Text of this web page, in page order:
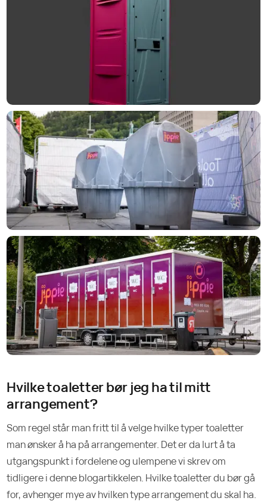
Hvilke toaletter bør jeg ha til mitt
arrangement?
Som regel står man fritt til å velge hvilke typer toaletter
man ønsker å ha på arrangementer. Det er da lurt å ta
utgangspunkt i fordelene og ulempene vi skrev om
tidligere i denne blogartikkelen. Hvilke toaletter du bør gå
for, avhenger mye av hvilken type arrangement du skal ha.